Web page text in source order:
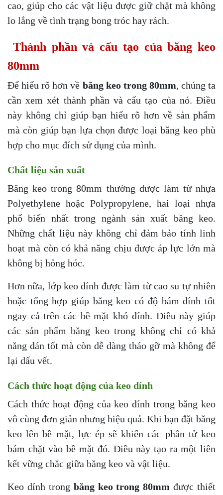
cao, giúp cho các vật liệu được giữ chặt mà không
lo lắng về tình trạng bong tróc hay rách.
Thành phần và cấu tạo của băng keo
80mm
Để hiểu rõ hơn về băng keo trong 80mm, chúng ta
cần xem xét thành phần và cấu tạo của nó. Điều
này không chỉ giúp bạn hiểu rõ hơn về sản phẩm
mà còn giúp bạn lựa chọn được loại băng keo phù
hợp cho mục đích sử dụng của mình.
Chất liệu sản xuất
Băng keo trong 80mm thường được làm từ nhựa
Polyethylene hoặc Polypropylene, hai loại nhựa
phổ biến nhất trong ngành sản xuất băng keo.
Những chất liệu này không chỉ đảm bảo tính linh
hoạt mà còn có khả năng chịu được áp lực lớn mà
không bị hỏng hóc.
Hơn nữa, lớp keo dính được làm từ cao su tự nhiên
hoặc tổng hợp giúp băng keo có độ bám dính tốt
ngay cả trên các bề mặt khó dính. Điều này giúp
các sản phẩm băng keo trong không chỉ có khả
năng dán tốt mà còn dễ dàng tháo gỡ mà không để
lại dấu vết.
Cách thức hoạt động của keo dính
Cách thức hoạt động của keo dính trong băng keo
vô cùng đơn giản nhưng hiệu quả. Khi bạn đặt băng
keo lên bề mặt, lực ép sẽ khiến các phân tử keo
bám chặt vào bề mặt đó. Điều này tạo ra một liên
kết vững chắc giữa băng keo và vật liệu.
Keo dính trong băng keo trong 80mm được thiết